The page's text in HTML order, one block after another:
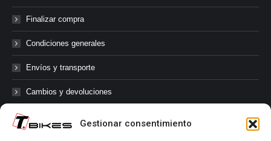
Gestionar consentimiento
Finalizar compra
Condiciones generales
Envíos y transporte
Cambios y devoluciones